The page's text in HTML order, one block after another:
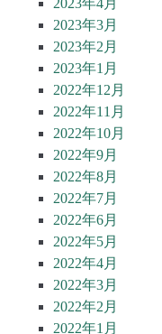
2023年4月
2023年3月
2023年2月
2023年1月
2022年12月
2022年11月
2022年10月
2022年9月
2022年8月
2022年7月
2022年6月
2022年5月
2022年4月
2022年3月
2022年2月
2022年1月